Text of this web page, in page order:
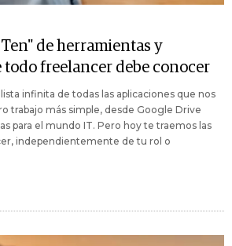
de herramientas y
todo freelancer debe conocer
infinita de todas las aplicaciones que nos
trabajo más simple, desde Google Drive
para el mundo IT. Pero hoy te traemos las
independientemente de tu rol o